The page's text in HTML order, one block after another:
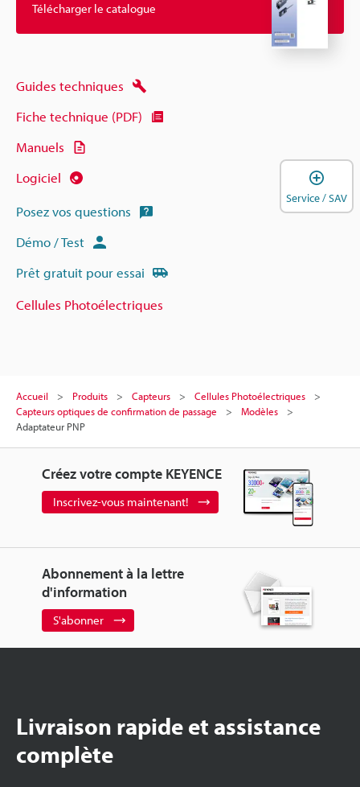
Télécharger le catalogue
Guides techniques
Fiche technique (PDF)
Manuels
Logiciel
Posez vos questions
Démo / Test
Prêt gratuit pour essai
Cellules Photoélectriques
Accueil Produits Capteurs
Cellules Photoélectriques
Capteurs optiques de confirmation de passage
Modèles
Adaptateur PNP
Créez votre compte KEYENCE
Inscrivez-vous maintenant!
Abonnement à la lettre
d'information
S'abonner
Livraison rapide et assistance
complète
Service / SAV